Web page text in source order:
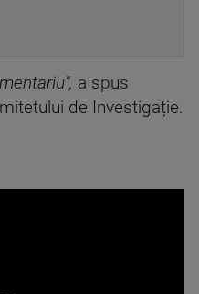
a spus
de Investigație.